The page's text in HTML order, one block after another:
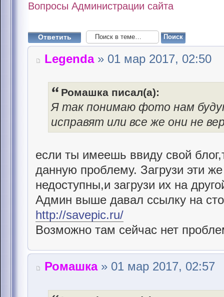
Вопросы Администрации сайта
Ответить
Legenda» 01 мар 2017, 02:50
Ромашка писал(а):
Я так понимаю фото нам
исправят или все же они не
если ты имеешь ввиду свой
данную проблему. Загрузи эти
недоступны,и загрузи их на
Админ выше давал ссылку на
http://savepic.ru/
Возможно там сейчас нет
Ромашка» 01 мар 2017, 02:57